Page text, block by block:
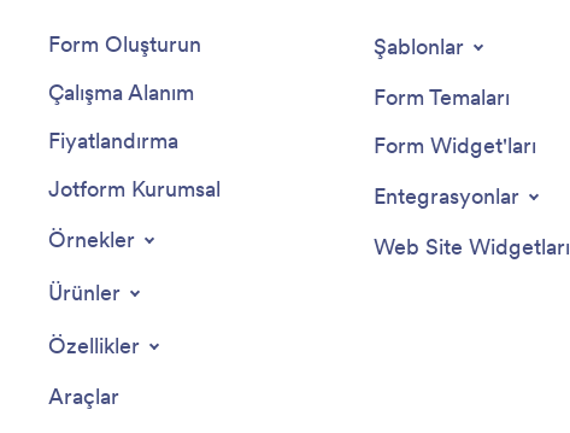
Form Oluşturun
Çalışma Alanım
Fiyatlandırma
Jotform Kurumsal
Örnekler
Ürünler
Özellikler
Araçlar
Şablonlar
Form Temaları
Form Widget'ları
Entegrasyonlar
Web Site Widgetları